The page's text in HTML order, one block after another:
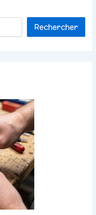
Rechercher